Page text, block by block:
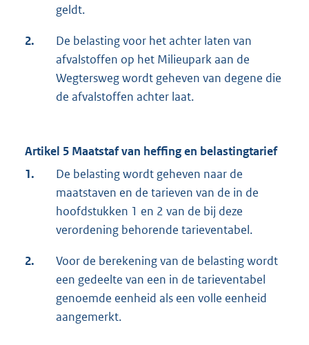
geldt.
2.
De belasting voor het achter laten van
afvalstoffen op het Milieupark aan de
Wegtersweg wordt geheven van degene die
de afvalstoffen achter laat.
Artikel 5 Maatstaf van heffing en belastingtarief
1.
De belasting wordt geheven naar de
maatstaven en de tarieven van de in de
hoofdstukken 1 en 2 van de bij deze
verordening behorende tarieventabel.
2.
Voor de berekening van de belasting wordt
een gedeelte van een in de tarieventabel
genoemde eenheid als een volle eenheid
aangemerkt.